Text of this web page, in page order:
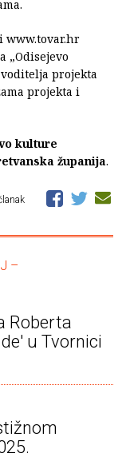
www.tovar.hr
„Odisejevo
projekta
projekta i
kulture
županija.
–
Roberta
u Tvornici